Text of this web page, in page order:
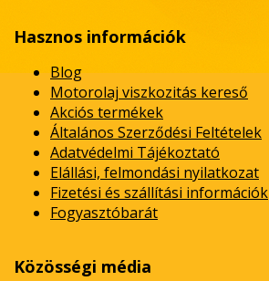
Hasznos információk
Blog
Motorolaj viszkozitás kereső
Akciós termékek
Általános Szerződési Feltételek
Adatvédelmi Tájékoztató
Elállási, felmondási nyilatkozat
Fizetési és szállítási információk
Fogyasztóbarát
Közösségi média